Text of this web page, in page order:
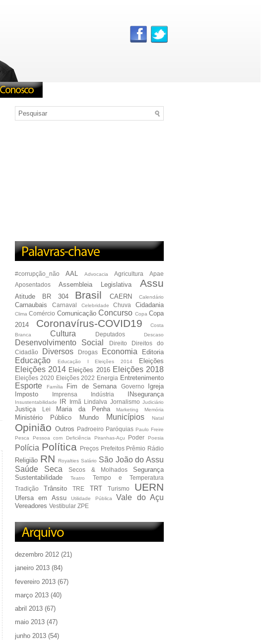
#corrupção_não AAL Advocacia Agricultura
Apae
Aposentados
Assembleia Legislativa Assu
Atitude BR 304 Brasil CAERN Calendário
Carnaubais Carnaval Celebridade Chuva Cidadania
Clima Comércio Comunicação Concurso Copa Copa
2014
Coronavírus-COVID19
Costa
Branca
Cultura Deputados Descaso
Desenvolvimento Social Direito
Direitos do
Cidadão
Diversos Drogas Economia Editoria
Educação Educação I Eleições 2014 Eleições
Eleições 2014 Eleições 2016 Eleições 2018
Eleições 2020 Eleições 2022 Energia Entretenimento
Esporte Família Fim de Semana Governo
Igreja
Imposto
Imprensa Indústria INsegurança
Insustentabilidade IR Irmã Lindalva Jornalismo Judiciário
Justiça Lei Maria da Penha Marketing Memória
Ministério Público Mundo Municípios Natal
Opinião Outros Padroeiro Paróquias Paulo Freire
Pesca
Pessoa com Deficiência Piranhas-Açu Poder Poesia
Polícia Política Preços Prefeitos Prêmio Rádio
Religião RN Royalties Salário São João do Assu
Saúde
Seca Secos & Molhados
Segurança
Sustentabilidade
Teatro
Tempo e Temperatura
Tradição
Trânsito TRE TRT Turismo UERN
Ufersa em Assu Utilidade Pública Vale do Açu
Vereadores Vestibular ZPE
dezembro 2012 (21)
janeiro 2013 (84)
fevereiro 2013 (67)
março 2013 (40)
abril 2013 (67)
maio 2013 (47)
junho 2013 (54)